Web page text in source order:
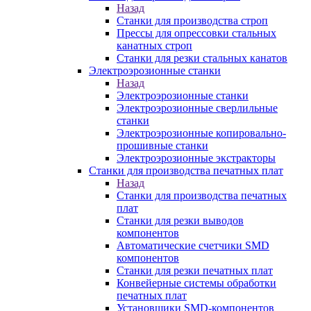
Назад
Станки для производства строп
Прессы для опрессовки стальных
канатных строп
Станки для резки стальных канатов
Электроэрозионные станки
Назад
Электроэрозионные станки
Электроэрозионные сверлильные
станки
Электроэрозионные копировально-
прошивные станки
Электроэрозионные экстракторы
Станки для производства печатных плат
Назад
Станки для производства печатных
плат
Станки для резки выводов
компонентов
Автоматические счетчики SMD
компонентов
Станки для резки печатных плат
Конвейерные системы обработки
печатных плат
Установщики SMD-компонентов